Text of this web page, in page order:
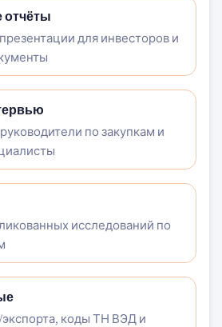
отчёты
для инвесторов и
по закупкам и
исследований по
коды ТН ВЭД и